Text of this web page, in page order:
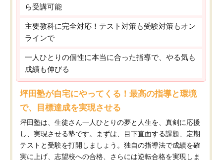
ら受講可能
主要教科に完全対応！テスト対策も受験対策もオン
ラインで
一人ひとりの個性に本当に合った指導で、やる気も
成績も伸びる
坪田塾が自宅にやってくる！最高の指導と環境
で、目標達成を実現させる
坪田塾は、生徒さん一人ひとりの夢と人生を、真剣に応援
し、実現させる塾です。まずは、目下直面する課題、定期
テストと受験を打開しましょう。独自の指導法で成績を確
実に上げ、志望校への合格、さらには逆転合格を実現しま